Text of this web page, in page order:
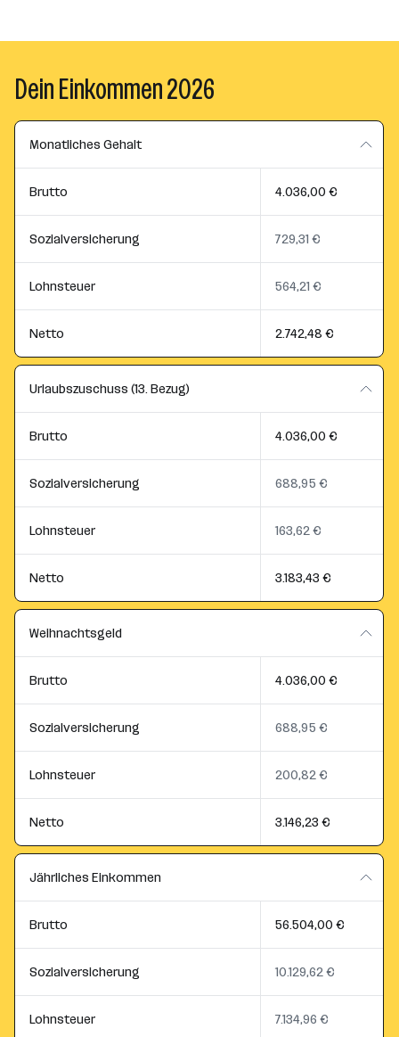
Dein Einkommen 2026
Monatliches Gehalt
Brutto 4.036,00 €
Sozialversicherung 729,31 €
Lohnsteuer 564,21 €
Netto 2.742,48 €
Urlaubszuschuss (13. Bezug)
Brutto 4.036,00 €
Sozialversicherung 688,95 €
Lohnsteuer 163,62 €
Netto 3.183,43 €
Weihnachtsgeld
Brutto 4.036,00 €
Sozialversicherung 688,95 €
Lohnsteuer 200,82 €
Netto 3.146,23 €
Jährliches Einkommen
Brutto 56.504,00 €
Sozialversicherung 10.129,62 €
Lohnsteuer 7.134,96 €